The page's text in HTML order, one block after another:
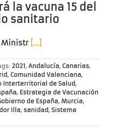
la vacuna 15 del
sanitario
Ministr […]
2021, Andalucía, Canarias,
, Comunidad Valenciana,
Interterritorial de Salud,
, Estrategia de Vacunación
de España, Murcia,
Illa, sanidad, Sistema